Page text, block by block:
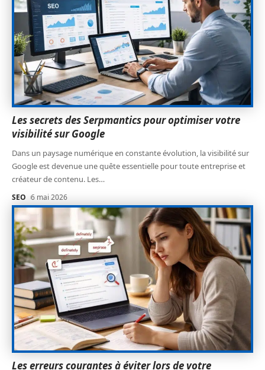
Les secrets des Serpmantics pour optimiser votre
visibilité sur Google
Dans un paysage numérique en constante évolution, la visibilité sur
Google est devenue une quête essentielle pour toute entreprise et
créateur de contenu. Les…
SEO 6 mai 2026
Les erreurs courantes à éviter lors de votre